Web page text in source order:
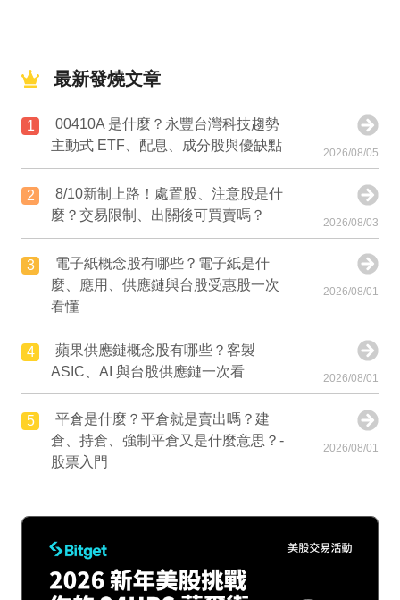
最新發燒文章
1
00410A 是什麼？永豐台灣科技趨勢
主動式 ETF、配息、成分股與優缺點
2026/08/05
2
8/10新制上路！處置股、注意股是什
麼？交易限制、出關後可買賣嗎？
2026/08/03
3
電子紙概念股有哪些？電子紙是什
麼、應用、供應鏈與台股受惠股一次
看懂
2026/08/01
4
蘋果供應鏈概念股有哪些？客製
ASIC、AI 與台股供應鏈一次看
2026/08/01
5
平倉是什麼？平倉就是賣出嗎？建
倉、持倉、強制平倉又是什麼意思？-
股票入門
2026/08/01